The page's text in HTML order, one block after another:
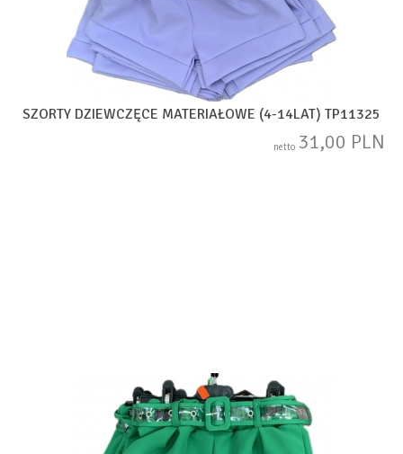
SZORTY DZIEWCZĘCE MATERIAŁOWE (4-14LAT) TP11325
netto 31,00 PLN